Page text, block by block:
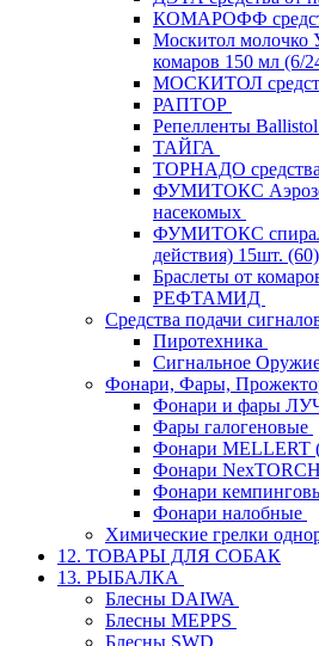
КОМАРОФФ
Москитол молочко
комаров 150 мл (6/
МОСКИТОЛ
РАПТОР
Репелленты Ballistol
ТАЙГА
ТОРНАДО
ФУМИТОКС
насекомых
ФУМИТОКС
действия) 15шт. (60)
Браслеты от
РЕФТАМИД
Средства подачи
Пиротехника
Сигнальное
Фонари, Фары,
Фонари и фары
Фары галогеновые
Фонари MELLERT
Фонари NexTORCH
Фонари
Фонари налобные
Химические грелки
12. ТОВАРЫ ДЛЯ СОБАК
13. РЫБАЛКА
Блесны DAIWA
Блесны MEPPS
Блесны SWD